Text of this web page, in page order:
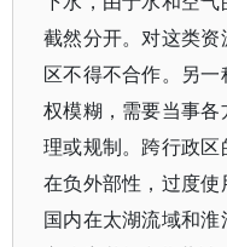
截然分开。对这类
区不得不合作。另
权模糊，需要当事
理或规制。跨行政
在负外部性，过度
国内在太湖流域和